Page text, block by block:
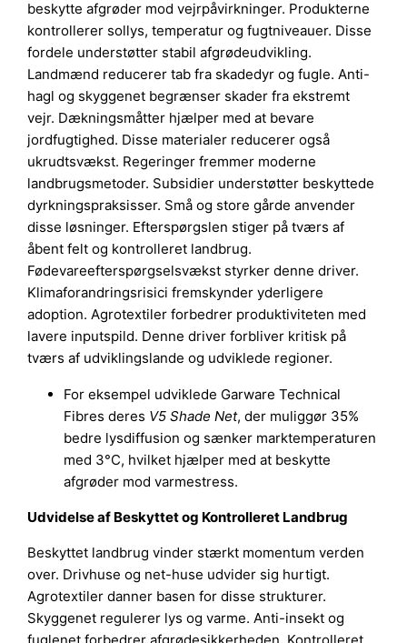
beskytte afgrøder mod vejrpåvirkninger. Produkterne
kontrollerer sollys, temperatur og fugtniveauer. Disse
fordele understøtter stabil afgrødeudvikling.
Landmænd reducerer tab fra skadedyr og fugle. Anti-
hagl og skyggenet begrænser skader fra ekstremt
vejr. Dækningsmåtter hjælper med at bevare
jordfugtighed. Disse materialer reducerer også
ukrudtsvækst. Regeringer fremmer moderne
landbrugsmetoder. Subsidier understøtter beskyttede
dyrkningspraksisser. Små og store gårde anvender
disse løsninger. Efterspørgslen stiger på tværs af
åbent felt og kontrolleret landbrug.
Fødevareefterspørgselsvækst styrker denne driver.
Klimaforandringsrisici fremskynder yderligere
adoption. Agrotextiler forbedrer produktiviteten med
lavere inputspild. Denne driver forbliver kritisk på
tværs af udviklingslande og udviklede regioner.
For eksempel udviklede Garware Technical
Fibres deres V5 Shade Net, der muliggør 35%
bedre lysdiffusion og sænker marktemperaturen
med 3°C, hvilket hjælper med at beskytte
afgrøder mod varmestress.
Udvidelse af Beskyttet og Kontrolleret Landbrug
Beskyttet landbrug vinder stærkt momentum verden
over. Drivhuse og net-huse udvider sig hurtigt.
Agrotextiler danner basen for disse strukturer.
Skyggenet regulerer lys og varme. Anti-insekt og
fuglenet forbedrer afgrødesikkerheden. Kontrolleret